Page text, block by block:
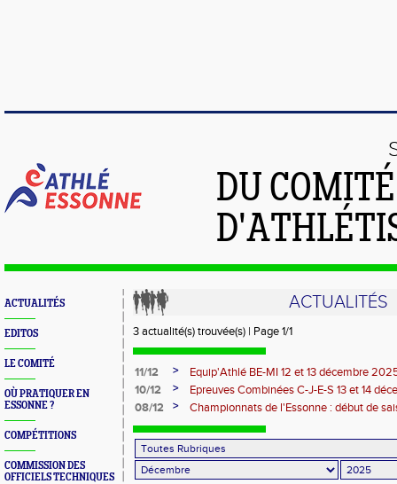
DU
ACTUALITÉS
EDITOS
LE COMITÉ
OÙ PRATIQUER EN
ESSONNE ?
COMPÉTITIONS
COMMISSION DES
OFFICIELS TECHNIQUES
ACTUALITÉS
3 actualité(s) trouvée(s) | Page 1/1
11/12 >
Equip'Athlé BE-MI 12 et 13 décembre
10/12
>
Epreuves Combinées C-J-E-S 13 et 14
08/12
>
Championnats de l'Essonne : début de